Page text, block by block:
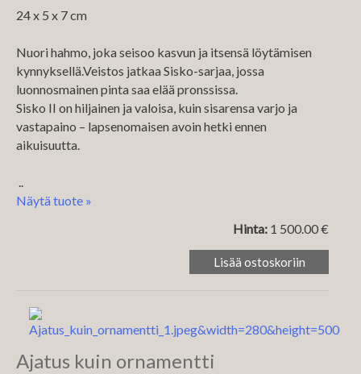
24 x 5 x 7 cm
Nuori hahmo, joka seisoo kasvun ja itsensä löytämisen
kynnyksellä.Veistos jatkaa Sisko-sarjaa, jossa
luonnosmainen pinta saa elää pronssissa.
Sisko II on hiljainen ja valoisa, kuin sisarensa varjo ja
vastapaino – lapsenomaisen avoin hetki ennen
aikuisuutta.
..
Näytä tuote »
Hinta: 1 500.00 €
Ajatus kuin ornamentti